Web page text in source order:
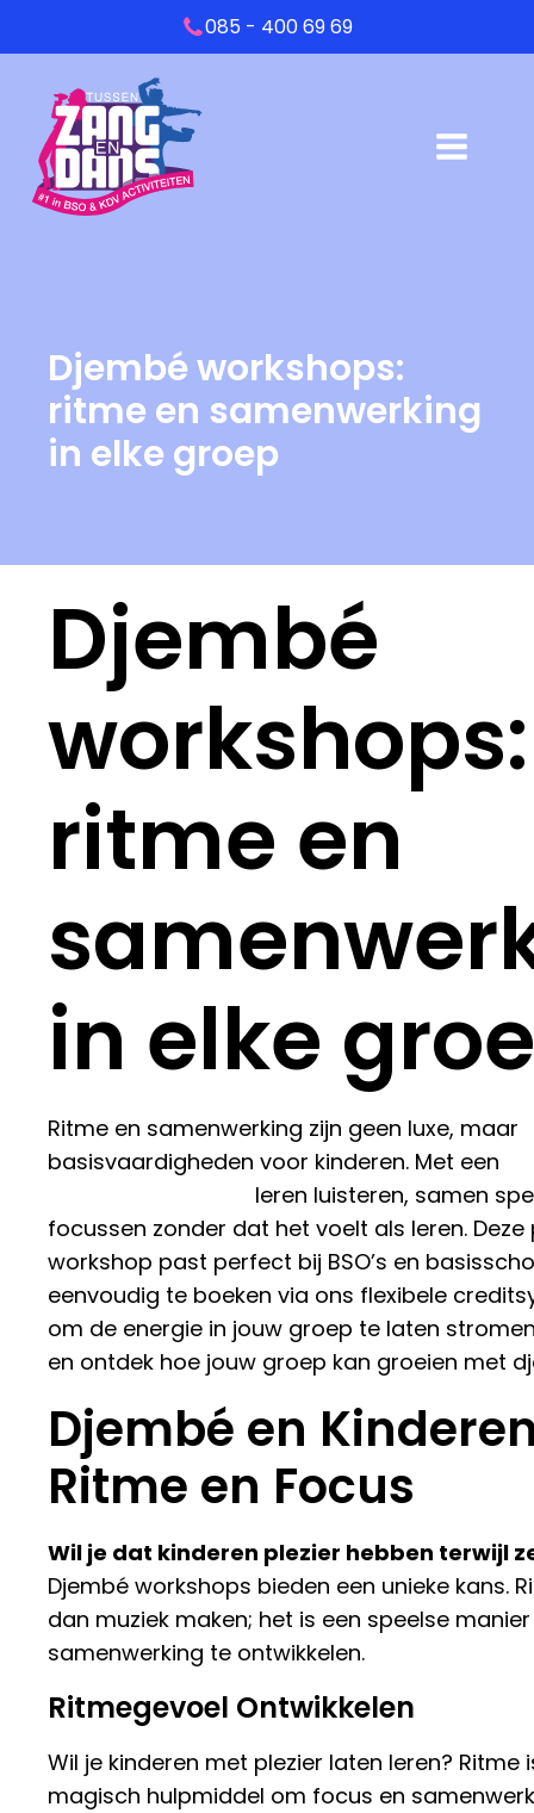
085 - 400 69 69
Djembé workshops:
ritme en samenwerking
in elke groep
Djembé
workshops:
ritme en
in elke
Ritme en samenwerking zijn geen luxe, maar
basisvaardigheden voor kinderen. Met een
leren luisteren, samen
focussen zonder dat het voelt als leren. Deze
workshop past perfect bij BSO’s en
eenvoudig te boeken via ons flexibele
om de energie in jouw groep te laten
en ontdek hoe jouw groep kan groeien met
Djembé en
Ritme en Focus
Wil je dat kinderen plezier hebben terwijl
Djembé workshops bieden een unieke kans.
dan muziek maken; het is een speelse
samenwerking te ontwikkelen.
Ritmegevoel Ontwikkelen
Wil je kinderen met plezier laten leren? Ritme
magisch hulpmiddel om focus en